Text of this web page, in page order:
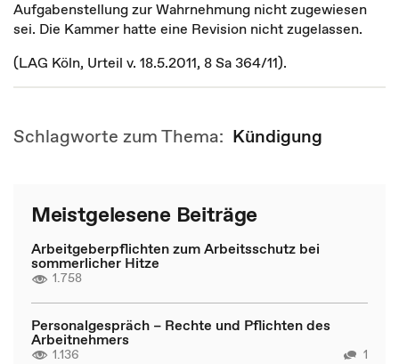
Aufgabenstellung zur Wahrnehmung nicht zugewiesen
sei. Die Kammer hatte eine Revision nicht zugelassen.
(LAG Köln, Urteil v. 18.5.2011, 8 Sa 364/11).
Schlagworte zum Thema: Kündigung
Meistgelesene Beiträge
Arbeitgeberpflichten zum Arbeitsschutz bei
sommerlicher Hitze
1.758
Personalgespräch – Rechte und Pflichten des
Arbeitnehmers
1.136 1